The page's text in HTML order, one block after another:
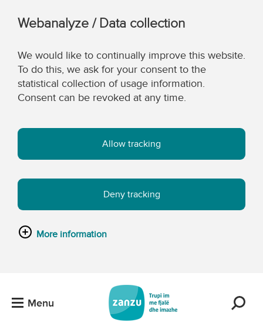
Webanalyze / Data collection
We would like to continually improve this website.
To do this, we ask for your consent to the
statistical collection of usage information.
Consent can be revoked at any time.
Allow tracking
Deny tracking
More information
Menu